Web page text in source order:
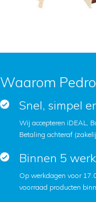
Waarom
Snel, simpel
Wij accepteren iDEAL,
Betaling achteraf
Binnen 5
Op werkdagen voor
voorraad producten